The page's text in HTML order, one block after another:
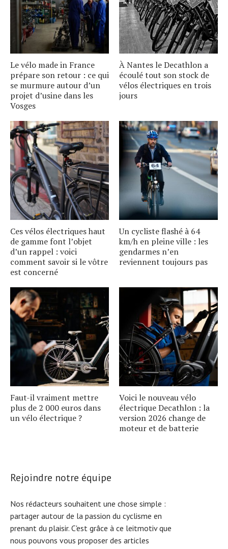
Le vélo made in France
prépare son retour : ce qui
se murmure autour dʼun
projet dʼusine dans les
Vosges
À Nantes le Decathlon a
écoulé tout son stock de
vélos électriques en trois
jours
Ces vélos électriques haut
de gamme font lʼobjet
dʼun rappel : voici
comment savoir si le vôtre
est concerné
Un cycliste flashé à 64
km/h en pleine ville : les
gendarmes nʼen
reviennent toujours pas
Faut-il vraiment mettre
plus de 2 000 euros dans
un vélo électrique ?
Voici le nouveau vélo
électrique Decathlon : la
version 2026 change de
moteur et de batterie
Rejoindre notre équipe
Nos rédacteurs souhaitent une chose simple :
partager autour de la passion du cyclisme en
prenant du plaisir. C'est grâce à ce leitmotiv que
nous pouvons vous proposer des articles